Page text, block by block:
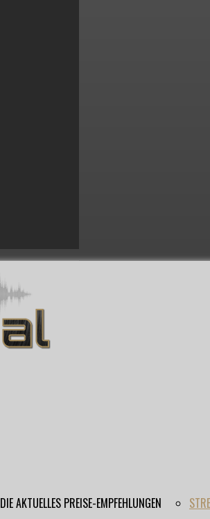
DIE AKTUELLES PREISE-EMPFEHLUNGEN